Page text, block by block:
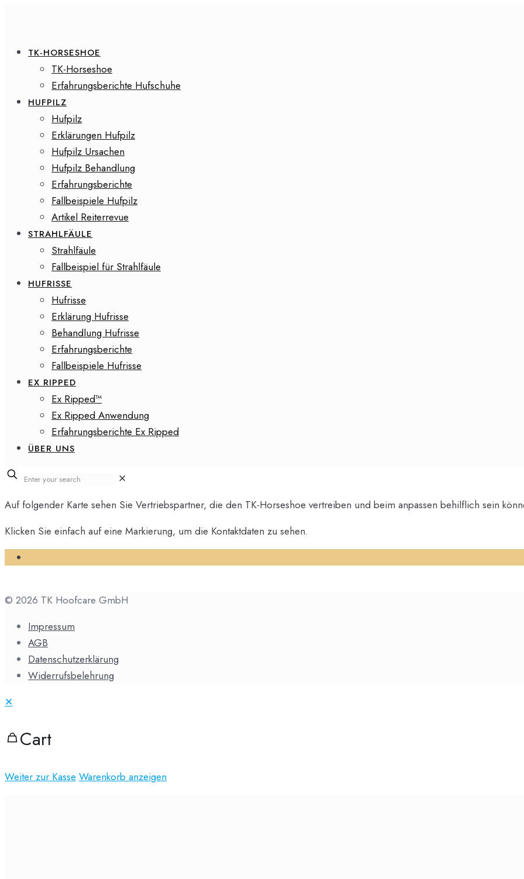
TK-HORSESHOE
TK-Horseshoe
Erfahrungsberichte Hufschuhe
HUFPILZ
Hufpilz
Erklärungen Hufpilz
Hufpilz Ursachen
Hufpilz Behandlung
Erfahrungsberichte
Fallbeispiele Hufpilz
Artikel Reiterrevue
STRAHLFÄULE
Strahlfäule
Fallbeispiel für Strahlfäule
HUFRISSE
Hufrisse
Erklärung Hufrisse
Behandlung Hufrisse
Erfahrungsberichte
Fallbeispiele Hufrisse
EX RIPPED
Ex Ripped™
Ex Ripped Anwendung
Erfahrungsberichte Ex Ripped
ÜBER UNS
✕
Auf folgender Karte sehen Sie Vertriebspartner, die den TK-Horseshoe vertreiben und beim anpassen behilflich sein
Klicken Sie einfach auf eine Markierung, um die Kontaktdaten zu sehen.
© 2026 TK Hoofcare GmbH
Impressum
AGB
Datenschutzerklärung
Widerrufsbelehrung
✕
Cart
Weiter zur Kasse Warenkorb anzeigen